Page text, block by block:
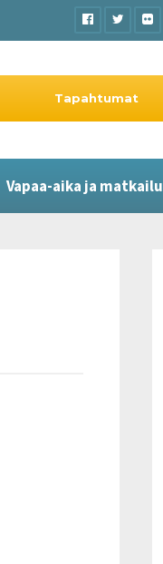
Vapaa-aika ja matkailu
Tapahtumat